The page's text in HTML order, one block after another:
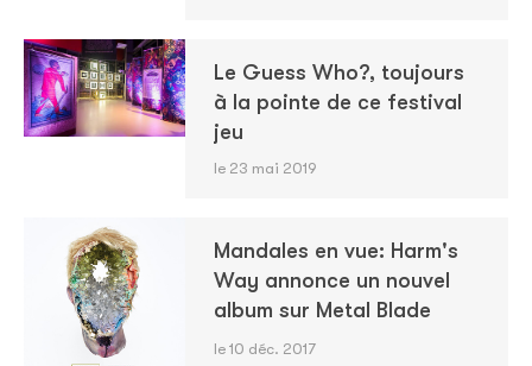
Le Guess Who?, toujours
à la pointe de ce festival
jeu
le 23 mai 2019
Mandales en vue: Harm's
Way annonce un nouvel
album sur Metal Blade
le 10 déc. 2017